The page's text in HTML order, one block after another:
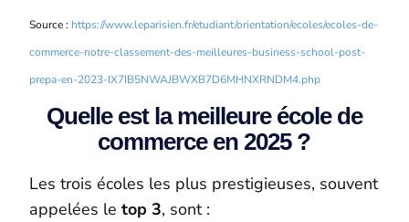
Source : https://www.leparisien.fr/etudiant/orientation/ecoles/ecoles-de-
commerce-notre-classement-des-meilleures-business-school-post-
prepa-en-2023-IX7IB5NWAJBWXB7D6MHNXRNDM4.php
Quelle est la meilleure école de
commerce en 2025 ?
Les trois écoles les plus prestigieuses, souvent
appelées letop 3, sont :